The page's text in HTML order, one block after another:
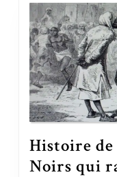
Histoire de
Noirs qui